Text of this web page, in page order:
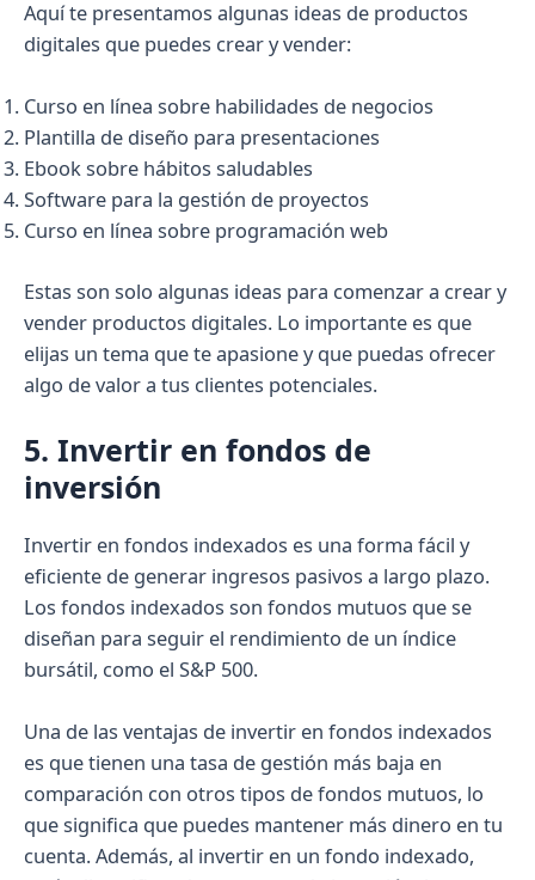
Aquí te presentamos algunas ideas de productos
digitales que puedes crear y vender:
Curso en línea sobre habilidades de negocios
Plantilla de diseño para presentaciones
Ebook sobre hábitos saludables
Software para la gestión de proyectos
Curso en línea sobre programación web
Estas son solo algunas ideas para comenzar a crear y
vender productos digitales. Lo importante es que
elijas un tema que te apasione y que puedas ofrecer
algo de valor a tus clientes potenciales.
5. Invertir en fondos de
inversión
Invertir en fondos indexados es una forma fácil y
eficiente de generar ingresos pasivos a largo plazo.
Los fondos indexados son fondos mutuos que se
diseñan para seguir el rendimiento de un índice
bursátil, como el S&P 500.
Una de las ventajas de invertir en fondos indexados
es que tienen una tasa de gestión más baja en
comparación con otros tipos de fondos mutuos, lo
que significa que puedes mantener más dinero en tu
cuenta. Además, al invertir en un fondo indexado,